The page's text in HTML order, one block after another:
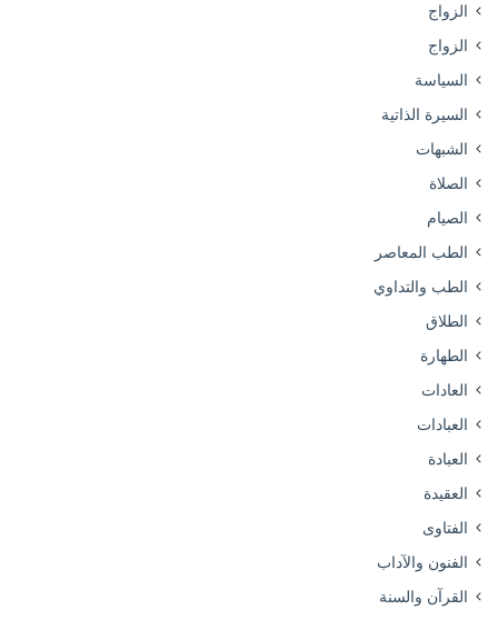
الزواج
الزواج
السياسة
السيرة الذاتية
الشبهات
الصلاة
الصيام
الطب المعاصر
الطب والتداوي
الطلاق
الطهارة
العادات
العبادات
العبادة
العقيدة
الفتاوى
الفنون والآداب
القرآن والسنة